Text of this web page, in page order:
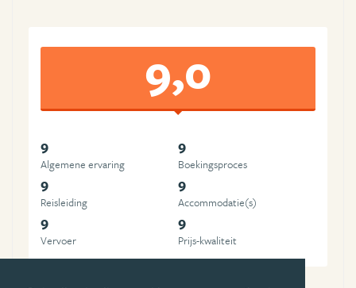
9,0
9
Algemene ervaring
9
Boekingsproces
9
Reisleiding
9
Accommodatie(s)
9
Vervoer
9
Prijs-kwaliteit